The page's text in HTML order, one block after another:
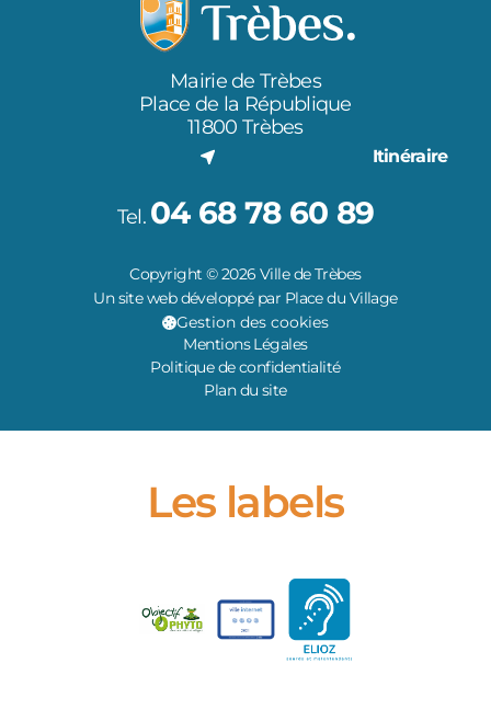
Mairie de Trèbes
Place de la République
11800 Trèbes
Itinéraire
Tel. 04 68 78 60 89
Copyright © 2026 Ville de Trèbes
Un site web développé par Place du Village
Gestion des cookies
Mentions Légales
Politique de confidentialité
Plan du site
Les labels